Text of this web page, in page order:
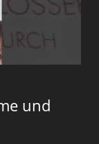
und